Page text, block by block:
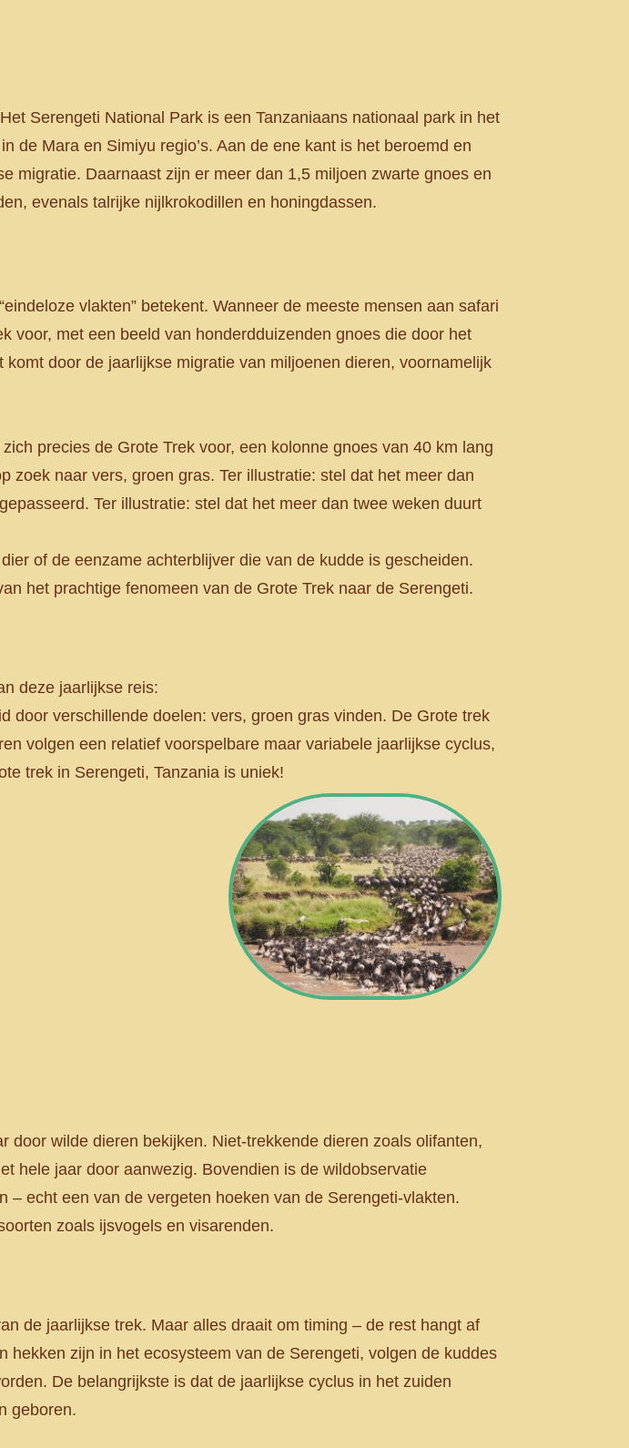
Serengeti National Park is een Tanzaniaans nationaal park in het
de Mara en Simiyu regio’s. Aan de ene kant is het beroemd en
migratie. Daarnaast zijn er meer dan 1,5 miljoen zwarte gnoes en
evenals talrijke nijlkrokodillen en honingdassen.
vlakten” betekent. Wanneer de meeste mensen aan safari
voor, met een beeld van honderdduizenden gnoes die door het
door de jaarlijkse migratie van miljoenen dieren, voornamelijk
precies de Grote Trek voor, een kolonne gnoes van 40 km lang
naar vers, groen gras. Ter illustratie: stel dat het meer dan
Ter illustratie: stel dat het meer dan twee weken duurt
of de eenzame achterblijver die van de kudde is gescheiden.
het prachtige fenomeen van de Grote Trek naar de Serengeti.
deze jaarlijkse reis:
door verschillende doelen: vers, groen gras vinden. De Grote trek
volgen een relatief voorspelbare maar variabele jaarlijkse cyclus,
trek in Serengeti, Tanzania is uniek!
wilde dieren bekijken. Niet-trekkende dieren zoals olifanten,
hele jaar door aanwezig. Bovendien is de wildobservatie
echt een van de vergeten hoeken van de Serengeti-vlakten.
zoals ijsvogels en visarenden.
de jaarlijkse trek. Maar alles draait om timing – de rest hangt af
zijn in het ecosysteem van de Serengeti, volgen de kuddes
De belangrijkste is dat de jaarlijkse cyclus in het zuiden
geboren.